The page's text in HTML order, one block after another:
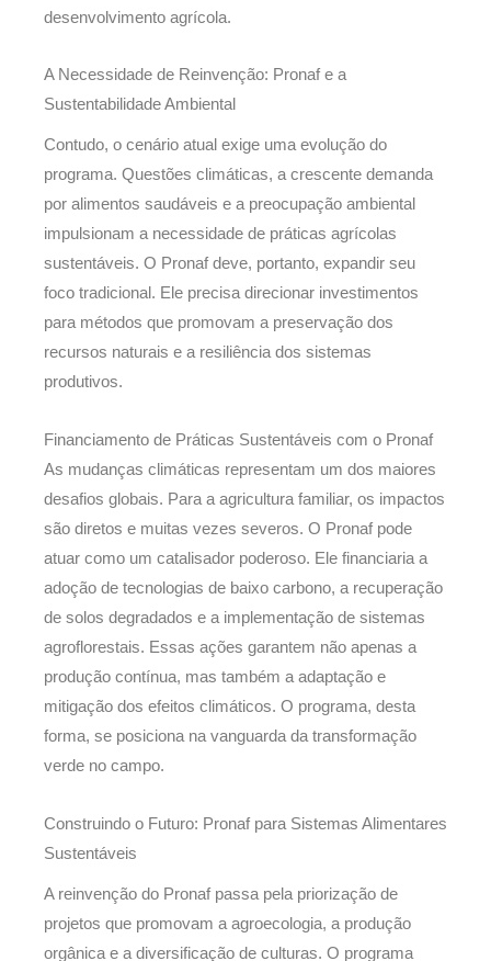
desenvolvimento agrícola.
A Necessidade de Reinvenção: Pronaf e a
Sustentabilidade Ambiental
Contudo, o cenário atual exige uma evolução do
programa. Questões climáticas, a crescente demanda
por alimentos saudáveis e a preocupação ambiental
impulsionam a necessidade de práticas agrícolas
sustentáveis. O Pronaf deve, portanto, expandir seu
foco tradicional. Ele precisa direcionar investimentos
para métodos que promovam a preservação dos
recursos naturais e a resiliência dos sistemas
produtivos.
Financiamento de Práticas Sustentáveis com o Pronaf
As mudanças climáticas representam um dos maiores
desafios globais. Para a agricultura familiar, os impactos
são diretos e muitas vezes severos. O Pronaf pode
atuar como um catalisador poderoso. Ele financiaria a
adoção de tecnologias de baixo carbono, a recuperação
de solos degradados e a implementação de sistemas
agroflorestais. Essas ações garantem não apenas a
produção contínua, mas também a adaptação e
mitigação dos efeitos climáticos. O programa, desta
forma, se posiciona na vanguarda da transformação
verde no campo.
Construindo o Futuro: Pronaf para Sistemas Alimentares
Sustentáveis
A reinvenção do Pronaf passa pela priorização de
projetos que promovam a agroecologia, a produção
orgânica e a diversificação de culturas. O programa